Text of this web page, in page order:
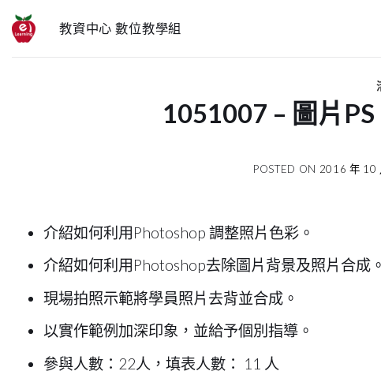
至
教資中心 數位教學組
1051007 – 圖片
POSTED ON 2016 年 10
介紹如何利用Photoshop 調整照片色彩。
介紹如何利用Photoshop去除圖片背景及照片合成。
現場拍照示範將學員照片去背並合成。
以實作範例加深印象，並給予個別指導。
參與人數：22人，填表人數： 11 人